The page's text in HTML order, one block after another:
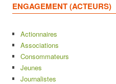
ENGAGEMENT (ACTEURS)
Actionnaires
Associations
Consommateurs
Jeunes
Journalistes